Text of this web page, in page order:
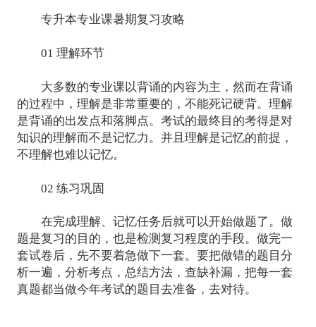
专升本专业课暑期复习攻略
01 理解环节
大多数的专业课以背诵的内容为主，然而在背诵
的过程中，理解是非常重要的，不能死记硬背。理解
是背诵的出发点和落脚点。考试的最终目的考得是对
知识的理解而不是记忆力。并且理解是记忆的前提，
不理解也难以记忆。
02 练习巩固
在完成理解、记忆任务后就可以开始做题了。做
题是复习的目的，也是检测复习程度的手段。做完一
套试卷后，先不要着急做下一套。要把做错的题目分
析一遍，分析考点，总结方法，查缺补漏，把每一套
真题都当做今年考试的题目去准备，去对待。